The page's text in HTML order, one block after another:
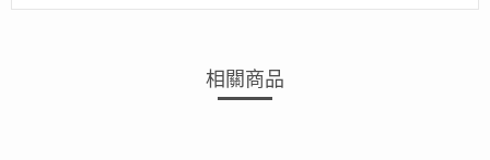
相關商品